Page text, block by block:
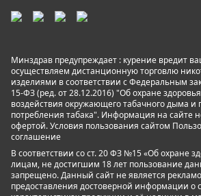
Минздрав предупреждает : курение вредит
осуществляем дистанционную торговлю
изделиями в соответствии с Федеральным
15-ФЗ (ред. от 28.12.2016) "Об охране
воздействия окружающего табачного дыма и
потребления табака". Информация на сайте
офертой. Условия пользования сайтом
соглашение
В соответствии со ст. 20 ФЗ №15 «Об охране
лицам, не достигшим 18 лет пользование
запрещено. Данный сайт не является
предоставления достоверной информации о